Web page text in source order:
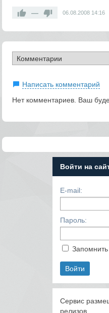
— 06.08.2008 14:16
Написать комментарий
Нет комментариев. Ваш
Войти на
E-mail:
Пароль:
Сервис
релизов.